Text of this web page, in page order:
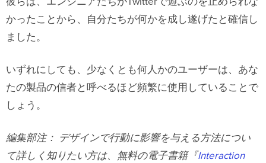
かったことから、自分たちが何かを成し遂げたと確信し
ました。
いずれにしても、少なくとも何人かのユーザーは、あな
たの製品の信者と呼べるほど頻繁に使用していることで
しょう。
編集部注： デザインで行動に影響を与える方法につい
て詳しく知りたい方は、無料の電子書籍『Interaction